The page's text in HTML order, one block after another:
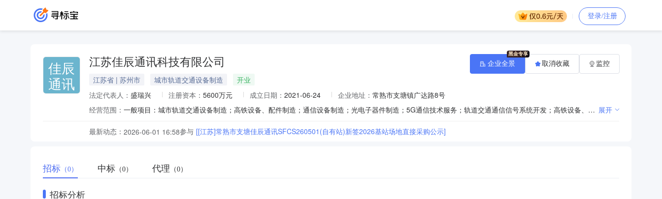
登录/注册
佳辰
通讯
江苏佳辰通讯科技有限公司
江苏省 | 苏州市 城市轨道交通设备制造
开业
法定代表人： 盛瑞兴 注册资本： 5600万元 成立日期： 2021-06-24 企业地址： 常熟市支塘镇广达路8号
经营范围：
一般项目：城市轨道交通设备制造；高铁设备、配件制造；通信设备制造；光电子器件制造；5G通信技术服务；轨道交通通信信号系统开发；高铁设备、配件销售；轨道交通工程机械及部件销售；橡胶制品制造；橡胶制品销售；五金产品制造；模具销售；金属制品销售；金属制品修理；光电子器件销售；网络设备制造；智能基础制造装备制造；智能基础制造装备销售；塑料制品制造；塑料制品销售；塑料加工专用设备制造；塑料加工专用设备销售；金属材料制造；金属材料销售；钢压延加工；锻件及粉末冶金制品制造；锻件及粉末冶金制品销售；金属切割及焊接设备制造；金属切割及焊接设备销售；金属表面处理及热处理加工；金属结构制造；金属结构销售；金属切削加工服务；金属切削机床制造；金属切削机床销售；金属成形机床制造；金属成形机床销售；金属废料和碎屑加工处理；机械零件、零部件加工；通用设备制造（不含特种设备制造）；专用设备制造（不含许可类专业设备制造）；通用零部件制造；机械零件、零部件销售（除依法须经批准的项目外，凭营业执照依法自主开展经营活动） 展开
最新动态： 2026-06-01 16:58参与 [[江苏]常熟市支塘佳辰通讯SFCS260501(自有站)新签2026基站场地直接采购公示]
企业全景 取消收藏 监控
招标 （0） 中标 （0） 代理 （0）
招标分析